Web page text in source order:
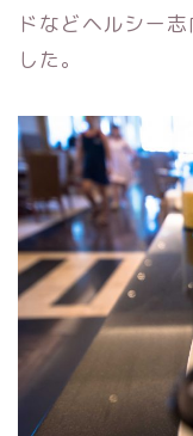
ドなどヘルシー
した。